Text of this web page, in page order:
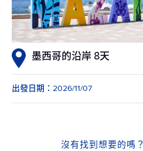
墨西哥的沿岸 8天
出發日期：2026/11/07
沒有找到想要的嗎？